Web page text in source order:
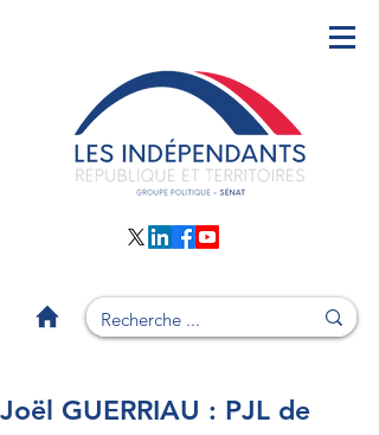
Joël GUERRIAU : PJL de